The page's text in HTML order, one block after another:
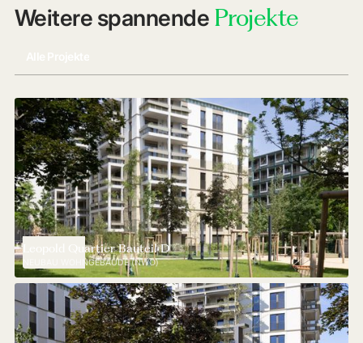
Weitere spannende Projekte
Leopold Quartier Bauteil D
NEUBAU WOHNGEBÄUDE (NWO)